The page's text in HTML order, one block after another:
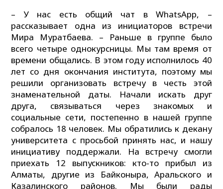
– У нас есть общий чат в WhatsApp, –
рассказывает одна из инициаторов встречи
Мира Муратбаева. – Раньше в группе было
всего четыре однокурсницы. Мы там время от
времени общались. В этом году исполнилось 40
лет со дня окончания института, поэтому мы
решили организовать встречу в честь этой
знаменательной даты. Начали искать друг
друга, связываться через знакомых и
социальные сети, постепенно в нашей группе
собралось 18 человек. Мы обратились к декану
университета с просьбой принять нас, и нашу
инициативу поддержали. На встречу смогли
приехать 12 выпускников: кто-то прибыл из
Алматы, другие из Байконыра, Аральского и
Казалинского районов. Мы были рады